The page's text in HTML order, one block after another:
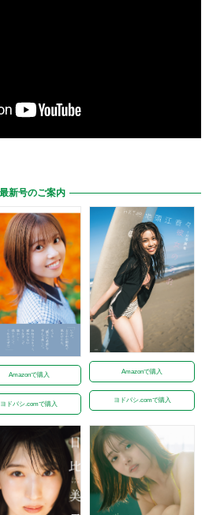
最新号のご案内
Amazonで購入
ヨドバシ.comで購入
Amazonで購入
ヨドバシ.comで購入